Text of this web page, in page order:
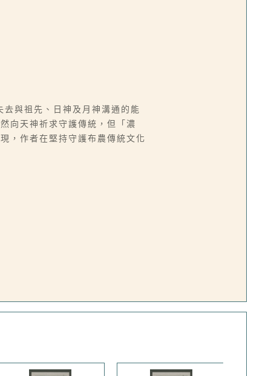
與祖先、日神及月神溝通的能
向天神祈求守護傳統，但「濃
，作者在堅持守護布農傳統文化